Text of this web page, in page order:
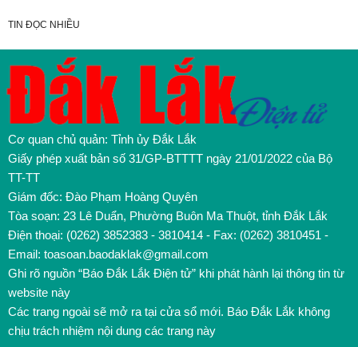
TIN ĐỌC NHIỀU
Cơ quan chủ quản: Tỉnh ủy Đắk Lắk
Giấy phép xuất bản số 31/GP-BTTTT ngày 21/01/2022 của Bộ
TT-TT
Giám đốc: Đào Phạm Hoàng Quyên
Tòa soạn: 23 Lê Duẩn, Phường Buôn Ma Thuột, tỉnh Đắk Lắk
Điện thoại: (0262) 3852383 - 3810414 - Fax: (0262) 3810451 -
Email: toasoan.baodaklak@gmail.com
Ghi rõ nguồn “Báo Đắk Lắk Điện tử” khi phát hành lại thông tin từ
website này
Các trang ngoài sẽ mở ra tại cửa sổ mới. Báo Đắk Lắk không
chịu trách nhiệm nội dung các trang này